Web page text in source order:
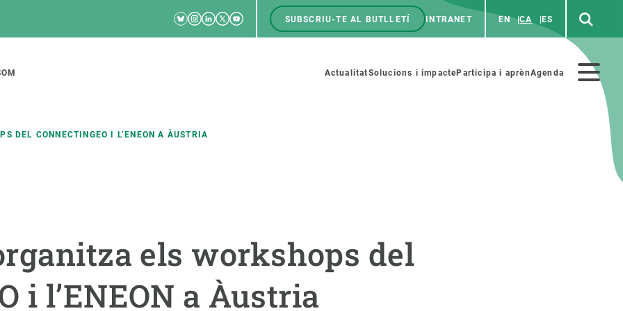
RRSS
Bluesky
Instagram
Linkedin
TwitterYoutube
Menú
SUBSCRIU-TE AL BUTLLETÍ INTRANET EN CA ES
Menú
ActualitatSolucions i impacteParticipa i aprènAgenda
DEL CONNECTINGEO I L’ENEON A ÀUSTRIA
els workshops del
i l’ENEON a Àustria
ecosistemes
Solucions
Política i gestió
Oportunitats acadèmiques
Demana la teva beca ERC
Fes ciència amb nosaltres
Materials educatius
COL·LABORA